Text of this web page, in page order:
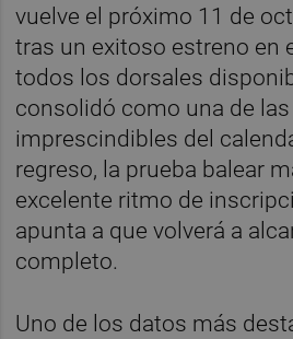
vuelve el próximo 11 de
tras un exitoso estreno en
todos los dorsales
consolidó como una de
imprescindibles del
regreso, la prueba balear
excelente ritmo de
apunta a que volverá a
completo.
Uno de los datos más